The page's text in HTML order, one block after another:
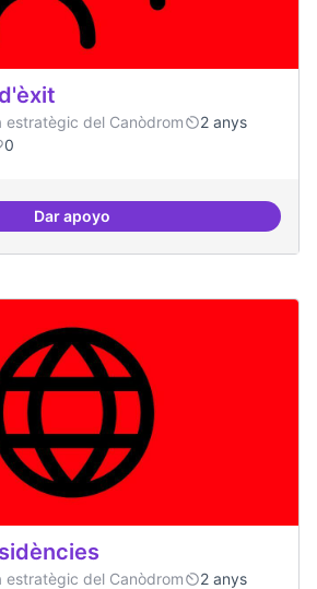
estratègic del Canòdrom
2 anys
0
Dar apoyoResidències d'èxit
estratègic del Canòdrom
2 anys